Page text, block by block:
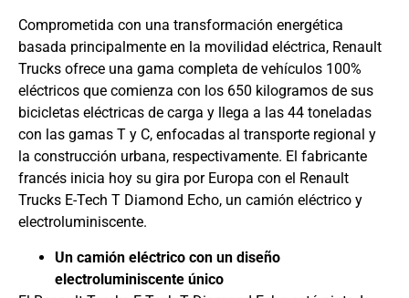
Comprometida con una transformación energética
basada principalmente en la movilidad eléctrica, Renault
Trucks ofrece una gama completa de vehículos 100%
eléctricos que comienza con los 650 kilogramos de sus
bicicletas eléctricas de carga y llega a las 44 toneladas
con las gamas T y C, enfocadas al transporte regional y
la construcción urbana, respectivamente. El fabricante
francés inicia hoy su gira por Europa con el Renault
Trucks E-Tech T Diamond Echo, un camión eléctrico y
electroluminiscente.
Un camión eléctrico con un diseño
electroluminiscente único